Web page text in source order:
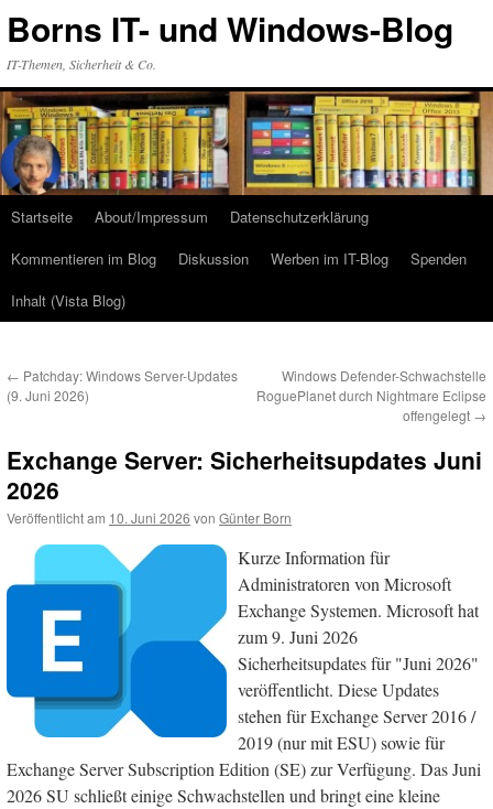
Inhalt
Borns IT- und Windows-Blog
IT-Themen, Sicherheit & Co.
Startseite About/Impressum
Datenschutzerklärung
Kommentieren im Blog
Diskussion Werben im IT-Blog
Spenden
Inhalt (Vista Blog)
← Patchday: Windows Server-Updates
(9. Juni 2026)
Windows Defender-Schwachstelle
RoguePlanet durch Nightmare Eclipse
offengelegt →
Exchange Server: Sicherheitsupdates Juni
2026
Veröffentlicht am 10. Juni 2026 von Günter Born
Kurze Information für
Administratoren von Microsoft
Exchange Systemen. Microsoft hat
zum 9. Juni 2026
Sicherheitsupdates für "Juni 2026"
veröffentlicht. Diese Updates
stehen für Exchange Server 2016 /
2019 (nur mit ESU) sowie für
Exchange Server Subscription Edition (SE) zur Verfügung. Das Juni
2026 SU schließt einige Schwachstellen und bringt eine kleine